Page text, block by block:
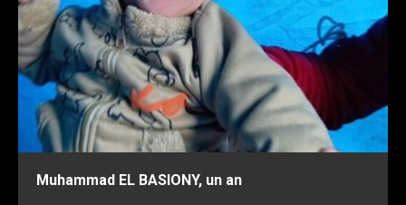
Muhammad EL BASIONY, un an